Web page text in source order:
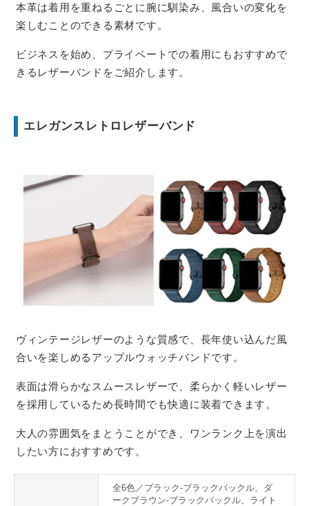
本革は着用を重ねるごとに腕に馴染み、風合いの変化を
楽しむことのできる素材です。
ビジネスを始め、プライベートでの着用にもおすすめで
きるレザーバンドをご紹介します。
エレガンスレトロレザーバンド
ヴィンテージレザーのような質感で、長年使い込んだ風
合いを楽しめるアップルウォッチバンドです。
表面は滑らかなスムースレザーで、柔らかく軽いレザー
を採用しているため長時間でも快適に装着できます。
大人の雰囲気をまとうことができ、ワンランク上を演出
したい方におすすめです。
全6色／ブラック-ブラックバックル、ダ
ークブラウン-ブラックバックル、ライト